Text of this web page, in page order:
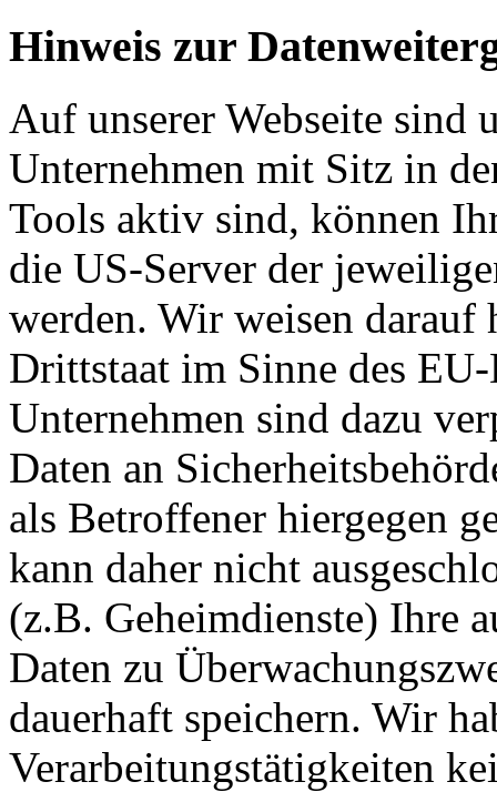
Hinweis zur
Auf unserer Webseite sind
Unternehmen mit Sitz in
Tools aktiv sind, können
die US-Server der
werden. Wir weisen darauf
Drittstaat im Sinne des
Unternehmen sind dazu
Daten an
als Betroffener hiergegen
kann daher nicht
(z.B. Geheimdienste) Ihre
Daten zu
dauerhaft speichern. Wir
Verarbeitungstätigkeiten